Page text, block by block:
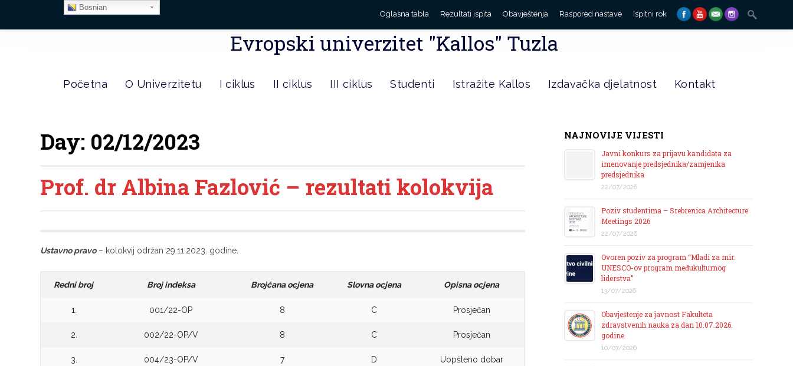
Oglasna tabla Rezultati ispita Obavještenja Raspored nastave Ispitni rok
Search
for:
Evropski univerzitet "Kallos" Tuzla
Početna O Univerzitetu I ciklus II ciklus III ciklus Studenti Istražite Kallos Izdavačka djelatnost Kontakt
Day: 02/12/2023
Prof. dr Albina Fazlović – rezultati kolokvija
Ustavno pravo– kolokvij održan 29.11.2023. godine.
Redni broj Broj indeksa Brojčana ocjena Slovna ocjena Opisna ocjena
1. 001/22-OP 8 C Prosječan
2. 002/22-OP/V 8 C Prosječan
3. 004/23-OP/V 7 D Uopšteno dobar
NAJNOVIJE VIJESTI
Javni konkurs za prijavu kandidata za
imenovanje predsjednika/zamjenika
predsjednika
22/07/2026
Poziv studentima – Srebrenica Architecture
Meetings 2026
22/07/2026
Ovoren poziv za program “Mladi za mir:
UNESCO-ov program međukulturnog
liderstva”
13/07/2026
Obavještenje za javnost Fakulteta
zdravstvenih nauka za dan 10.07.2026.
godine
10/07/2026
Bosnian